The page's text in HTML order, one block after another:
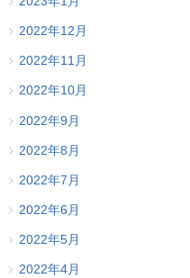
2022年12月
2022年11月
2022年10月
2022年9月
2022年8月
2022年7月
2022年6月
2022年5月
2022年4月